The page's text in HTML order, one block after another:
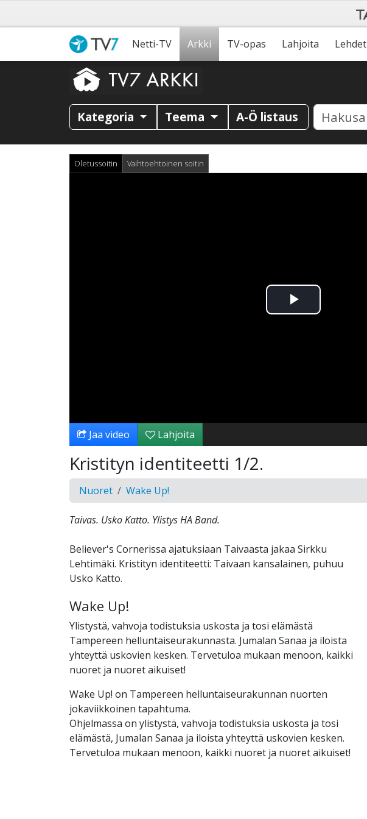
Netti-TV Arkki TV-opas Lahjoita Lehdet
Kategoria Teema A-Ö listaus
Oletussoitin Vaihtoehtoinen soitin
Toista
Jaa video Lahjoita
Kristityn identiteetti 1/2.
Nuoret Wake Up!
Taivas. Usko Katto. Ylistys HA Band.
Believer's Cornerissa ajatuksiaan Taivaasta jakaa Sirkku
Lehtimäki. Kristityn identiteetti: Taivaan kansalainen, puhuu
Usko Katto.
Wake Up!
Ylistystä, vahvoja todistuksia uskosta ja tosi elämästä
Tampereen helluntaiseurakunnasta. Jumalan Sanaa ja iloista
yhteyttä uskovien kesken. Tervetuloa mukaan menoon, kaikki
nuoret ja nuoret aikuiset!
Wake Up! on Tampereen helluntaiseurakunnan nuorten
jokaviikkoinen tapahtuma.
Ohjelmassa on ylistystä, vahvoja todistuksia uskosta ja tosi
elämästä, Jumalan Sanaa ja iloista yhteyttä uskovien kesken.
Tervetuloa mukaan menoon, kaikki nuoret ja nuoret aikuiset!